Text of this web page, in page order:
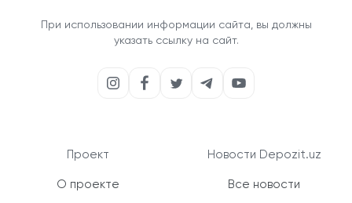
При использовании информации сайта, вы должны
указать ссылку на сайт.
Проект
О проекте
Новости Depozit.uz
Все новости